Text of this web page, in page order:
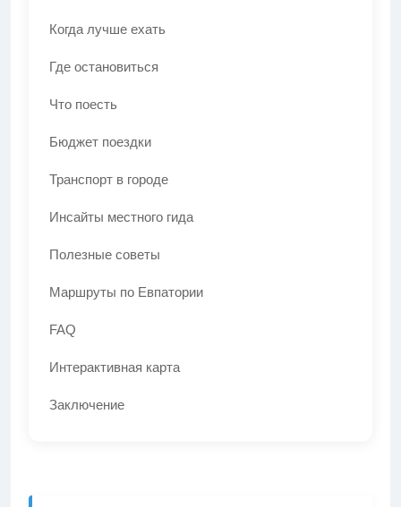
Когда лучше ехать
Где остановиться
Что поесть
Бюджет поездки
Транспорт в городе
Инсайты местного гида
Полезные советы
Маршруты по Евпатории
FAQ
Интерактивная карта
Заключение